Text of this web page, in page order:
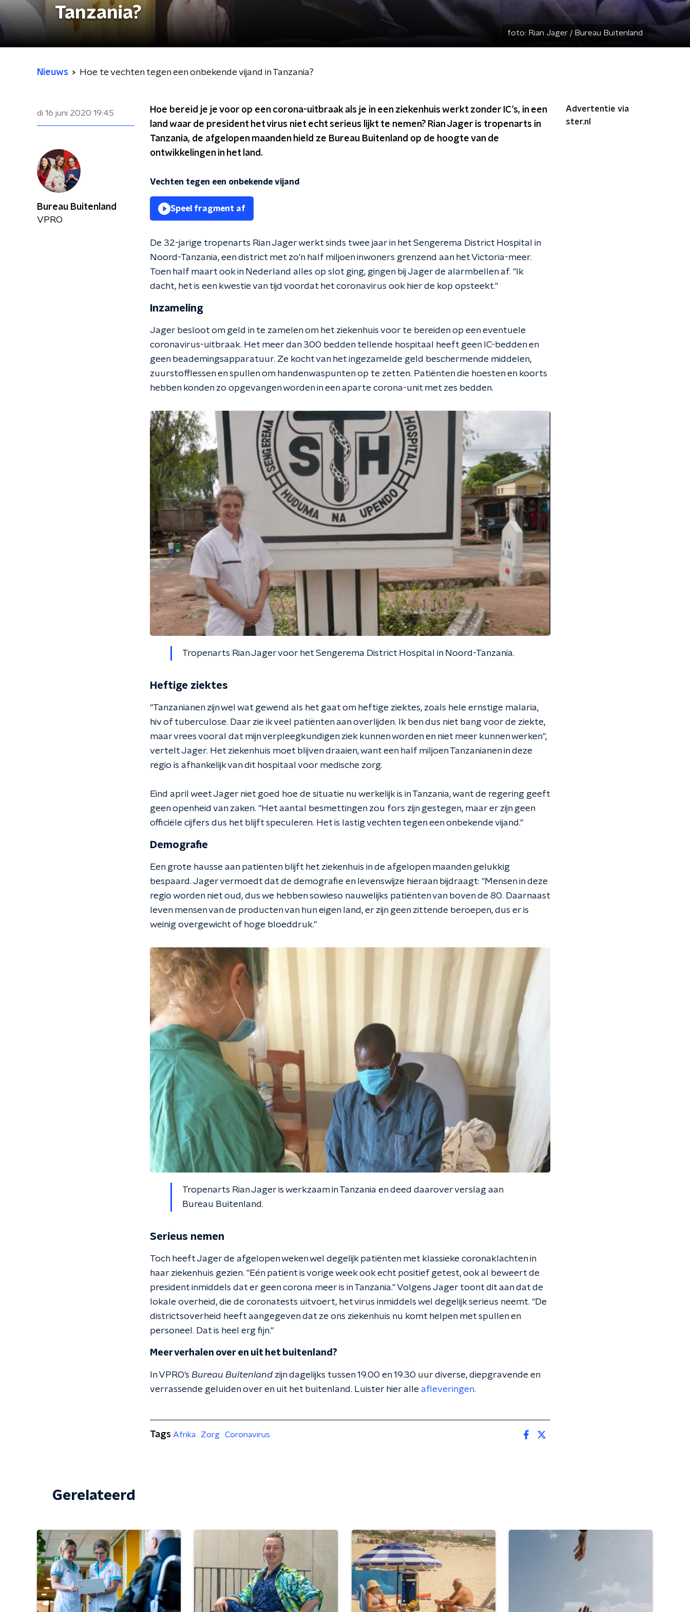
Tanzania?
foto: Rian Jager / Bureau Buitenland
Nieuws Hoe te vechten tegen een onbekende vijand in Tanzania?
di 16 juni 2020 19:45
Hoe bereid je je voor op een corona-uitbraak als je in een ziekenhuis werkt zonder IC's, in een
land waar de president het virus niet echt serieus lijkt te nemen? Rian Jager is tropenarts in
Tanzania, de afgelopen maanden hield ze Bureau Buitenland op de hoogte van de
ontwikkelingen in het land.
Vechten tegen een onbekende vijand
Speel fragment af
De 32-jarige tropenarts Rian Jager werkt sinds twee jaar in het Sengerema District Hospital in
Noord-Tanzania, een district met zo'n half miljoen inwoners grenzend aan het Victoria-meer.
Toen half maart ook in Nederland alles op slot ging, gingen bij Jager de alarmbellen af. "Ik
dacht, het is een kwestie van tijd voordat het coronavirus ook hier de kop opsteekt."
Inzameling
Jager besloot om geld in te zamelen om het ziekenhuis voor te bereiden op een eventuele
coronavirus-uitbraak. Het meer dan 300 bedden tellende hospitaal heeft geen IC-bedden en
geen beademingsapparatuur. Ze kocht van het ingezamelde geld beschermende middelen,
zuurstofflessen en spullen om handenwaspunten op te zetten. Patiënten die hoesten en koorts
hebben konden zo opgevangen worden in een aparte corona-unit met zes bedden.
Tropenarts Rian Jager voor het Sengerema District Hospital in Noord-Tanzania.
Heftige ziektes
"Tanzanianen zijn wel wat gewend als het gaat om heftige ziektes, zoals hele ernstige malaria,
hiv of tuberculose. Daar zie ik veel patiënten aan overlijden. Ik ben dus niet bang voor de ziekte,
maar vrees vooral dat mijn verpleegkundigen ziek kunnen worden en niet meer kunnen werken",
vertelt Jager. Het ziekenhuis moet blijven draaien, want een half miljoen Tanzanianen in deze
regio is afhankelijk van dit hospitaal voor medische zorg.
Eind april weet Jager niet goed hoe de situatie nu werkelijk is in Tanzania, want de regering geeft
geen openheid van zaken. "Het aantal besmettingen zou fors zijn gestegen, maar er zijn geen
officiële cijfers dus het blijft speculeren. Het is lastig vechten tegen een onbekende vijand."
Demografie
Een grote hausse aan patiënten blijft het ziekenhuis in de afgelopen maanden gelukkig
bespaard. Jager vermoedt dat de demografie en levenswijze hieraan bijdraagt: "Mensen in deze
regio worden niet oud, dus we hebben sowieso nauwelijks patiënten van boven de 80. Daarnaast
leven mensen van de producten van hun eigen land, er zijn geen zittende beroepen, dus er is
weinig overgewicht of hoge bloeddruk."
Tropenarts Rian Jager is werkzaam in Tanzania en deed daarover verslag aan
Bureau Buitenland.
Serieus nemen
Toch heeft Jager de afgelopen weken wel degelijk patiënten met klassieke coronaklachten in
haar ziekenhuis gezien. "Eén patiënt is vorige week ook echt positief getest, ook al beweert de
president inmiddels dat er geen corona meer is in Tanzania." Volgens Jager toont dit aan dat de
lokale overheid, die de coronatests uitvoert, het virus inmiddels wel degelijk serieus neemt. "De
districtsoverheid heeft aangegeven dat ze ons ziekenhuis nu komt helpen met spullen en
personeel. Dat is heel erg fijn."
Meer verhalen over en uit het buitenland?
In VPRO's Bureau Buitenland zijn dagelijks tussen 19.00 en 19.30 uur diverse, diepgravende en
verrassende geluiden over en uit het buitenland. Luister hier alle afleveringen.
Advertentie via
ster.nl
Bureau Buitenland
VPRO
Tags Afrika Zorg Coronavirus
Gerelateerd